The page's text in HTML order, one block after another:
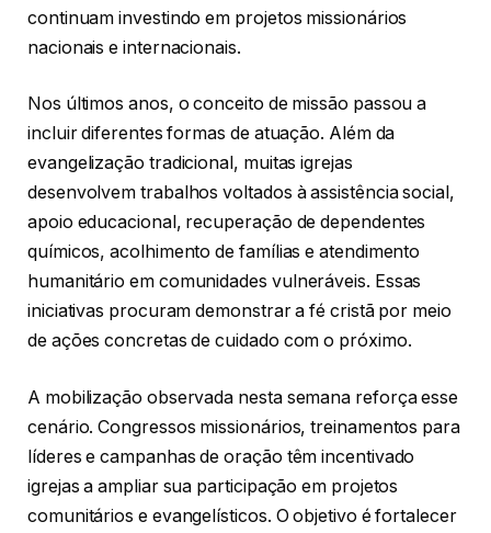
continuam investindo em projetos missionários
nacionais e internacionais.
Nos últimos anos, o conceito de missão passou a
incluir diferentes formas de atuação. Além da
evangelização tradicional, muitas igrejas
desenvolvem trabalhos voltados à assistência social,
apoio educacional, recuperação de dependentes
químicos, acolhimento de famílias e atendimento
humanitário em comunidades vulneráveis. Essas
iniciativas procuram demonstrar a fé cristã por meio
de ações concretas de cuidado com o próximo.
A mobilização observada nesta semana reforça esse
cenário. Congressos missionários, treinamentos para
líderes e campanhas de oração têm incentivado
igrejas a ampliar sua participação em projetos
comunitários e evangelísticos. O objetivo é fortalecer